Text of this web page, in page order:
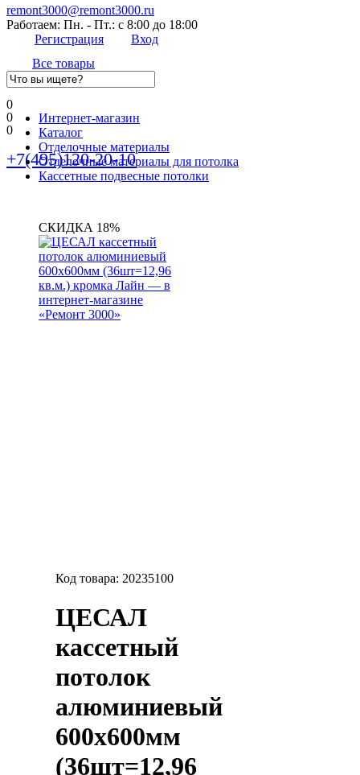
remont3000@remont3000.ru
Работаем: Пн. - Пт.: с 8:00 до 18:00
Регистрация
Вход
Все товары
0
0
0
+7(495)120-20-10
Интернет-магазин
Каталог
Отделочные материалы
Отделочные материалы для потолка
Кассетные подвесные потолки
СКИДКА 18%
Код товара: 20235100
ЦЕСАЛ
кассетный
потолок
алюминиевый
600х600мм
(36шт=12,96